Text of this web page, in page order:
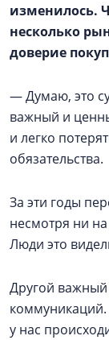
изменилось.
несколько
доверие
— Думаю, это
важный и
и легко
обязательства.
За эти годы
несмотря ни
Люди это
Другой
у нас